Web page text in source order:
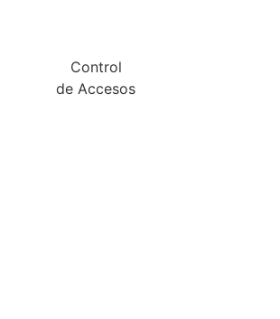
Control
de Accesos